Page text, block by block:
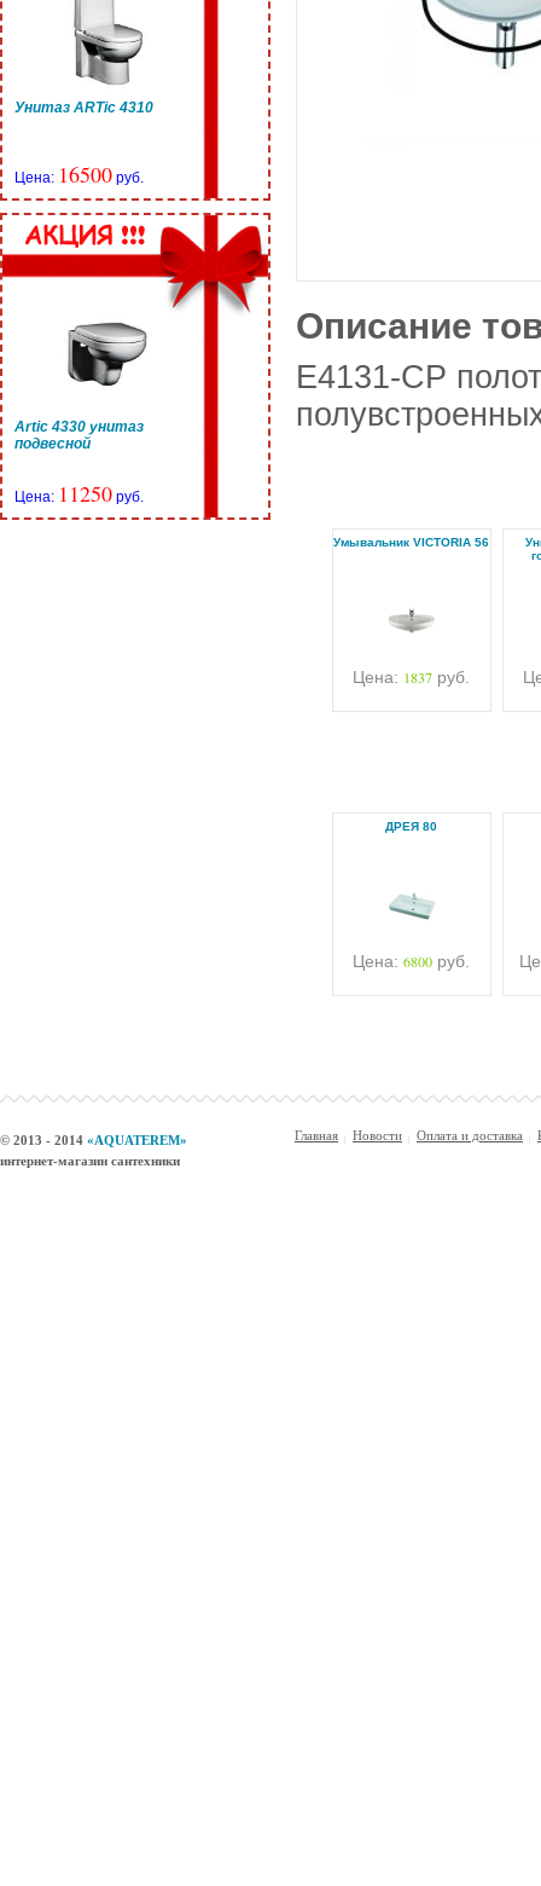
Унитаз ARTic 4310
Цена: 16500 руб.
Artic 4330 унитаз
подвесной
Цена: 11250 руб.
Описание
E4131-CP
Умывальник VICTORIA 56
Цена: 1837 руб.
ДРЕЯ 80
Цена: 6800 руб.
© 2013 - 2014 «AQUATEREM»
интернет-магазин сантехники
Главная Новости Оплата и доставка